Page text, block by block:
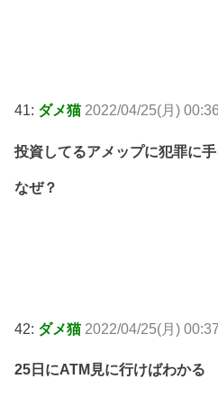
41: ダメ猫 2022/04/25(月)
投資してるアメップに犯罪に
なぜ？
42: ダメ猫 2022/04/25(月)
25日にATM見に行けばわかる